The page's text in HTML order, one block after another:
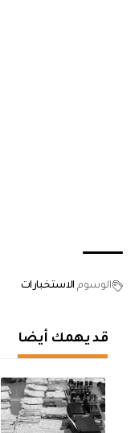
الوسوم الاستخبارات
قد يهمك أيضا